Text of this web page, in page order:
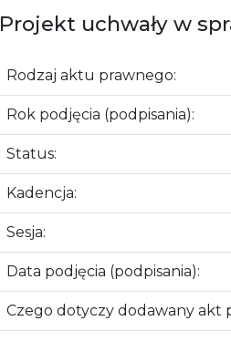
Projekt uchwały w
Rodzaj aktu prawnego:
Rok podjęcia (podpisania):
Status:
Kadencja:
Sesja:
Data podjęcia (podpisania):
Czego dotyczy dodawany akt